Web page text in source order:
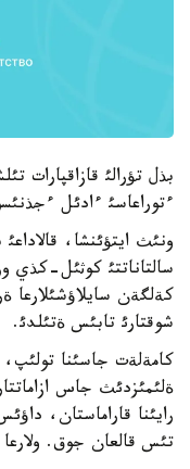
بذل تؤرالئ قازاقپارات
ءتوراعاسئ ءادئل
سالتاناتتئ كوثئل-كذي
كةلگةن سايلاؤشئلارعا
شوقتارئ تابئس ةتئلدئ.
كامةلةت جاسئنا
ةلئمئزدئث جاس
رايئنا قاراماستان،
تئس قالعان جوق. ولارعا